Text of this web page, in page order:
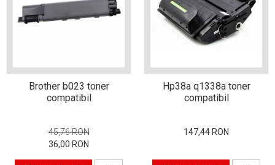
Revoluția industrială cu
fotografii de familie reușite
Haine 3d realizate la
imprimantă
un buget redus
Bucură-te mai mult timp de
Brother b023 toner
compatibil
45,76 RON
36,00 RON
Hp38a q1338a toner
compatibil
147,44 RON